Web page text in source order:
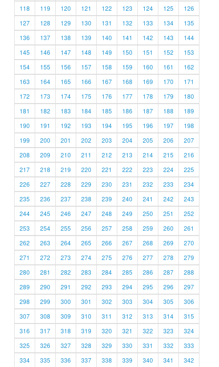
118
119 120 121 122 123 124 125
126
127
128 129 130 131 132 133 134
135
136
137 138 139 140 141 142 143
144
145
146 147 148 149 150 151 152
153
154
155 156 157 158 159 160 161
162
163
164 165 166 167 168 169 170
171
172
173 174 175 176 177 178 179
180
181
182 183 184 185 186 187 188
189
190
191 192 193 194 195 196 197
198
199
200 201 202 203 204 205 206
207
208
209 210 211 212 213 214 215
216
217
218 219 220 221 222 223 224
225
226
227 228 229 230 231 232 233
234
235
236 237 238 239 240 241 242
243
244
245 246 247 248 249 250 251
252
253
254 255 256 257 258 259 260
261
262
263 264 265 266 267 268 269
270
271
272 273 274 275 276 277 278
279
280
281 282 283 284 285 286 287
288
289
290 291 292 293 294 295 296
297
298
299 300 301 302 303 304 305
306
307
308 309 310 311 312 313 314
315
316
317 318 319 320 321 322 323
324
325
326 327 328 329 330 331 332
333
334
335 336 337 338 339 340 341 342